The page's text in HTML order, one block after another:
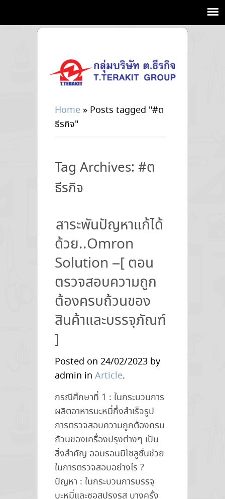
Home » Posts tagged "#ต
ธีรกิจ"
Tag Archives: #ต
ธีรกิจ
สาระพันปัญหาแก้ได้
ด้วย..Omron
Solution –[ ตอน
ตรวจสอบความถูก
ต้องครบถ้วนของ
สินค้าและบรรจุภัณฑ์
]
Posted on 24/02/2023 by
admin in Article.
กรณีศึกษาที่ 1 : ในกระบวนการ
ผลิตอาหารบะหมี่กึ่งสำเร็จรูป
การตรวจสอบความถูกต้องครบ
ถ้วนของเครื่องปรุงต่างๆ เป็น
สิ่งสำคัญ ออมรอนมีโซลูชั่นช่วย
ในการตรวจสอบอย่างไร ?
ปัญหา : ในกระบวนการบรรจุ
บะหมี่และซอสปรุงรส บางครั้ง